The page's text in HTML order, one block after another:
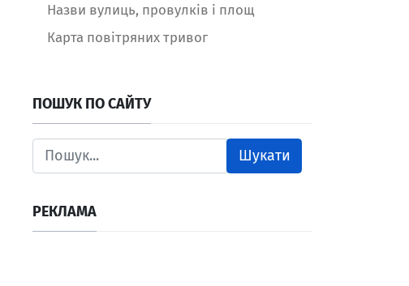
Назви вулиць, провулків і площ
Карта повітряних тривог
ПОШУК ПО САЙТУ
Шукати
РЕКЛАМА